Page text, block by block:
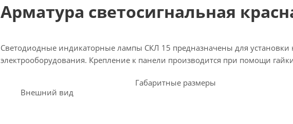
Арматура светосигнальная
Светодиодные индикаторные лампы СКЛ 15 предназначены для установки
электрооборудования. Крепление к панели производится при помощи
Внешний вид
Габаритные размеры